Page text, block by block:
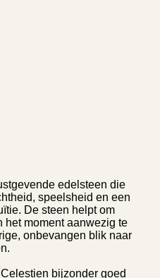
edelsteen die
speelsheid en een
De steen helpt om
het moment aanwezig te
onbevangen blik naar
bijzonder goed